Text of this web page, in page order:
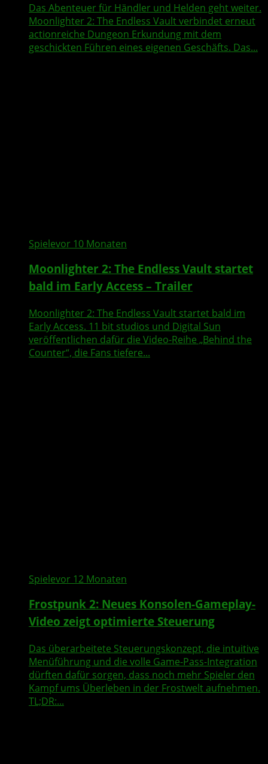
Das Abenteuer für Händler und Helden geht weiter.
Moonlighter 2: The Endless Vault verbindet erneut
actionreiche Dungeon Erkundung mit dem
geschickten Führen eines eigenen Geschäfts. Das...
Spielevor 10 Monaten
Moonlighter 2: The Endless Vault startet
bald im Early Access – Trailer
Moonlighter 2: The Endless Vault startet bald im
Early Access. 11 bit studios und Digital Sun
veröffentlichen dafür die Video-Reihe „Behind the
Counter“, die Fans tiefere...
Spielevor 12 Monaten
Frostpunk 2: Neues Konsolen-Gameplay-
Video zeigt optimierte Steuerung
Das überarbeitete Steuerungskonzept, die intuitive
Menüführung und die volle Game-Pass-Integration
dürften dafür sorgen, dass noch mehr Spieler den
Kampf ums Überleben in der Frostwelt aufnehmen.
TL;DR:...